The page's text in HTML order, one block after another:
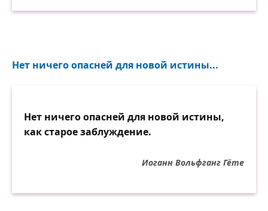
Нет ничего опасней для новой истины...
Нет ничего опасней для новой истины,
как старое заблуждение.
Иоганн Вольфганг Гёте